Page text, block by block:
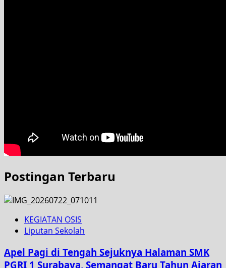
Postingan Terbaru
KEGIATAN OSIS
Liputan Sekolah
Apel Pagi di Tengah Sejuknya Halaman SMK
PGRI 1 Surabaya, Semangat Baru Tahun Ajaran